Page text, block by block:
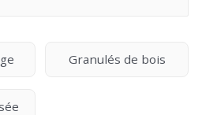
Granulés de bois